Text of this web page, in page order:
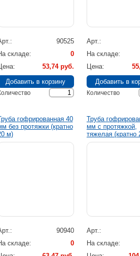
90525
складе
0
53,74 руб.
Арт.
На складе
Цена
Количество
гофрированная 40
без протяжки (кратно
м)
90940
складе
0
Труба
мм с протяжкой,
тяжелая (кратно
Арт.
На складе